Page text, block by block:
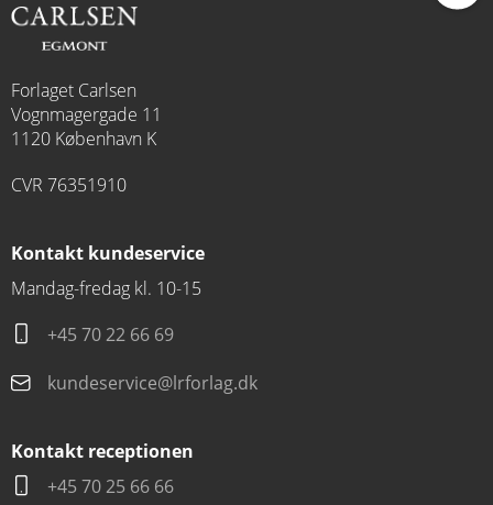
Forlaget Carlsen
Vognmagergade 11
1120 København K
CVR 76351910
Kontakt kundeservice
Mandag-fredag kl. 10-15
+45 70 22 66 69
kundeservice@lrforlag.dk
Kontakt receptionen
+45 70 25 66 66